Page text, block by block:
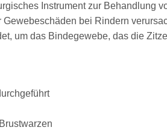
Instrument zur Behandlung
bei Rindern
um das Bindegewebe, das die